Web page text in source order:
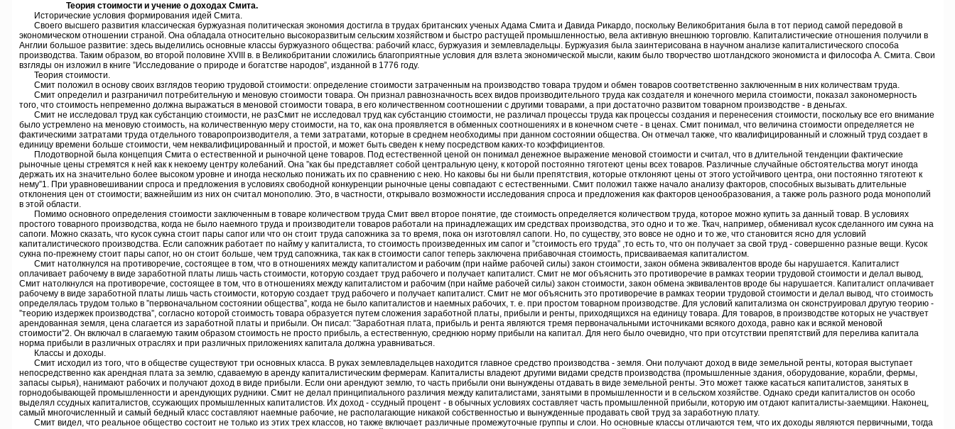
Теория стоимости и учение о доходах Смита.
Исторические условия формирования идей Смита.
Своего высшего развития классическая буржуазная политическая экономия достигла в трудах британских ученых Адама Смита и Давида Рикардо, поскольку Великобритания была в тот период самой передовой в
экономическом отношении страной. Она обладала относительно высокоразвитым сельским хозяйством и быстро растущей промышленностью, вела активную внешнюю торговлю. Капиталистические отношения получили в
Англии большое развитие: здесь выделились основные классы буржуазного общества: рабочий класс, буржуазия и землевладельцы. Буржуазия была заинтерисована в научном анализе капиталистического способа
производства. Таким образом, во второй половине XVIII в. в Великобритании сложились благоприятные условия для взлета экономической мысли, каким было творчество шотландского экономиста и философа А. Смита. Свои
взгляды он изложил в книге ”Исследование о природе и богатстве народов”, изданной в 1776 году.
Теория стоимости.
Смит положил в основу своих взглядов теорию трудовой стоимости: определение стоимости затраченным на производство товара трудом и обмен товаров соответственно заключенным в них количествам труда.
Смит определил и разграничил потребительную и меновую стоимости товара. Он признал равнозначность всех видов производительного труда как создателя и конечного мерила стоимости, показал закономерность
того, что стоимость непременно должна выражаться в меновой стоимости товара, в его количественном соотношении с другими товарами, а при достаточно развитом товарном производстве - в деньгах.
Смит не исследовал труд как субстанцию стоимости, не разСмит не исследовал труд как субстанцию стоимости, не различал процессы труда как процессы создания и перенесения стоимости, поскольку все его внимание
было устремлено на меновую стоимость, на количественную меру стоимости, на то, как она проявляется в обменных соотношениях и в конечном счете - в ценах. Смит понимал, что величина стоимости определяется не
фактическими затратами труда отдельного товаропроизводителя, а теми затратами, которые в среднем необходимы при данном состоянии общества. Он отмечал также, что квалифицированный и сложный труд создает в
единицу времени больше стоимости, чем неквалифицированный и простой, и может быть сведен к нему посредством каких-то коэффициентов.
Плодотворной была концепция Смита о естественной и рыночной цене товаров. Под естественной ценой он понимал денежное выражение меновой стоимости и считал, что в длительной тенденции фактические
рыночные цены стремятся к ней как к некоему центру колебаний. Она ”как бы представляет собой центральную цену, к которой постоянно тяготеют цены всех товаров. Различные случайные обстоятельства могут иногда
держать их на значительно более высоком уровне и иногда несколько понижать их по сравнению с нею. Но каковы бы ни были препятствия, которые отклоняют цены от этого устойчивого центра, они постоянно тяготеют к
нему”1. При уравновешивании спроса и предложения в условиях свободной конкуренции рыночные цены совпадают с естественными. Смит положил также начало анализу факторов, способных вызывать длительные
отклонения цен от стоимости; важнейшим из них он считал монополию. Это, в частности, открывало возможности исследования спроса и предложения как факторов ценообразования, а также роль разного рода монополий
в этой области.
Помимо основного определения стоимости заключенным в товаре количеством труда Смит ввел второе понятие, где стоимость определяется количеством труда, которое можно купить за данный товар. В условиях
простого товарного производства, когда не было наемного труда и производители товаров работали на принадлежащих им средствах производства, это одно и то же. Ткач, например, обменивал кусок сделанного им сукна на
сапоги. Можно сказать, что кусок сукна стоит пары сапог или что он стоит труда сапожника за то время, пока он изготовлял сапоги. Но, по существу, это вовсе не одно и то же, что становится ясно для условий
капиталистического производства. Если сапожник работает по найму у капиталиста, то стоимость произведенных им сапог и ”стоимость его труда” ,то есть то, что он получает за свой труд - совершенно разные вещи. Кусок
сукна по-прежнему стоит пары сапог, но он стоит больше, чем труд сапожника, так как в стоимости сапог теперь заключена прибавочная стоимость, присваиваемая капиталистом.
Смит натолкнулся на противоречие, состоящее в том, что в отношениях между капиталистом и рабочим (при найме рабочей силы) закон стоимости, закон обмена эквивалентов вроде бы нарушается. Капиталист
оплачивает рабочему в виде заработной платы лишь часть стоимости, которую создает труд рабочего и получает капиталист. Смит не мог объяснить это противоречие в рамках теории трудовой стоимости и делал вывод,
Смит натолкнулся на противоречие, состоящее в том, что в отношениях между капиталистом и рабочим (при найме рабочей силы) закон стоимости, закон обмена эквивалентов вроде бы нарушается. Капиталист оплачивает
рабочему в виде заработной платы лишь часть стоимости, которую создает труд рабочего и получает капиталист. Смит не мог объяснить это противоречие в рамках теории трудовой стоимости и делал вывод, что стоимость
определялась трудом только в ”первоначальном состоянии общества”, когда не было капиталистов и наемных рабочих, т. е. при простом товарном производстве. Для условий капитализма он сконструировал другую теорию -
”теорию издержек производства”, согласно которой стоимость товара образуется путем сложения заработной платы, прибыли и ренты, приходящихся на единицу товара. Для товаров, в производстве которых не участвует
арендованная земля, цена слагается из заработной платы и прибыли. Он писал: ”Заработная плата, прибыль и рента являются тремя первоначальными источниками всякого дохода, равно как и всякой меновой
стоимости”2. Он включал в слагаемую таким образом стоимость не просто прибыль, а естественную, среднюю норму прибыли на капитал. Для него было очевидно, что при отсутствии препятствий для перелива капитала
норма прибыли в различных отраслях и при различных приложениях капитала должна уравниваться.
Классы и доходы.
Смит исходил из того, что в обществе существуют три основных класса. В руках землевладельцев находится главное средство производства - земля. Они получают доход в виде земельной ренты, которая выступает
непосредственно как арендная плата за землю, сдаваемую в аренду капиталистическим фермерам. Капиталисты владеют другими видами средств производства (промышленные здания, оборудование, корабли, фермы,
запасы сырья), нанимают рабочих и получают доход в виде прибыли. Если они арендуют землю, то часть прибыли они вынуждены отдавать в виде земельной ренты. Это может также касаться капиталистов, занятых в
горнодобывающей промышленности и арендующих рудники. Смит не делал принципиального различия между капиталистами, занятыми в промышленности и в сельском хозяйстве. Однако среди капиталистов он особо
выделял ссудных капиталистов, ссужающих промышленных капиталистов. Их доход - ссудный процент - в обычных условиях составляет часть промышленной прибыли, которую им отдают капиталисты-заемщики. Наконец,
самый многочисленный и самый бедный класс составляют наемные рабочие, не располагающие никакой собственностью и вынужденные продавать свой труд за заработную плату.
Смит видел, что реальное общество состоит не только из этих трех классов, но также включает различные промежуточные группы и слои. Но основные классы отличаются тем, что их доходы являются первичными, тогда